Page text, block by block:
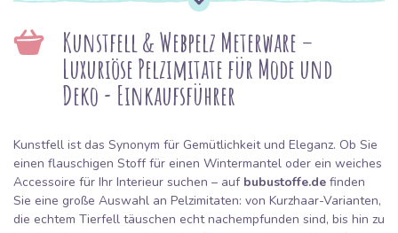
Kunstfell & Webpelz Meterware –
Luxuriöse Pelzimitate für Mode und
Deko - Einkaufsführer
Kunstfell ist das Synonym für Gemütlichkeit und Eleganz. Ob Sie
einen flauschigen Stoff für einen Wintermantel oder ein weiches
Accessoire für Ihr Interieur suchen – auf bubustoffe.de finden
Sie eine große Auswahl an Pelzimitaten: von Kurzhaar-Varianten,
die echtem Tierfell täuschen echt nachempfunden sind, bis hin zu